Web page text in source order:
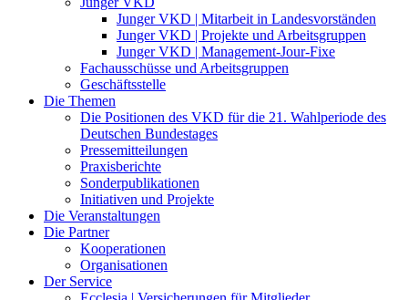
Junger VKD | Mitarbeit in Landesvorständen
Junger VKD | Projekte und Arbeitsgruppen
Junger VKD | Management-Jour-Fixe
Fachausschüsse und Arbeitsgruppen
Geschäftsstelle
Die Themen
Die Positionen des VKD für die 21. Wahlperiode des
Deutschen Bundestages
Pressemitteilungen
Praxisberichte
Sonderpublikationen
Initiativen und Projekte
Die Veranstaltungen
Die Partner
Kooperationen
Organisationen
Der Service